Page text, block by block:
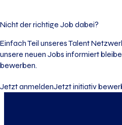
Nicht der richtige Job dabei?
Einfach Teil unseres Talent
unsere neuen Jobs informiert
bewerben.
Jetzt anmeldenJetzt initiativ